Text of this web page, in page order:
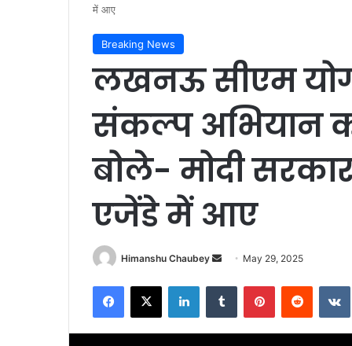
में आए
Breaking News
लखनऊ सीएम
संकल्प अभियान
बोले- मोदी
एजेंडे में आए
Himanshu Chaubey May 29, 2025